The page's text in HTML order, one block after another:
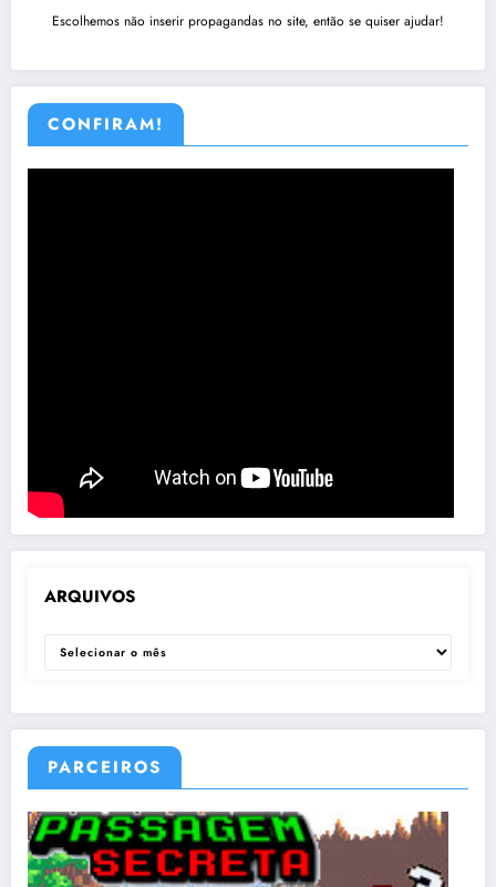
Escolhemos não inserir propagandas no site, então se quiser ajudar!
CONFIRAM!
ARQUIVOS
ARQUIVOS
PARCEIROS